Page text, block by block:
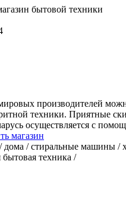
производителей
техники. Приятные
осуществляется с
магазин
дома / стиральные машины /
техника /